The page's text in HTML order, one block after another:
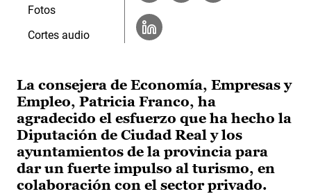
La consejera de Economía, Empresas y
Empleo, Patricia Franco, ha
agradecido el esfuerzo que ha hecho la
Diputación de Ciudad Real y los
ayuntamientos de la provincia para
dar un fuerte impulso al turismo, en
colaboración con el sector privado.
Fotos
Cortes audio